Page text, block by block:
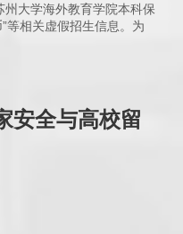
州大学海外教育学院本科保
等相关虚假招生信息。为
安全与高校留